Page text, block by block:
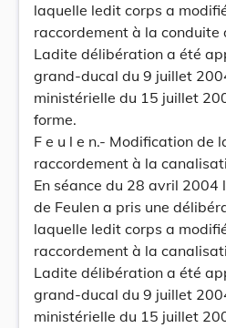
laquelle ledit corps a
raccordement à la conduite
Ladite délibération a été
grand-ducal du 9 juillet
ministérielle du 15 juillet
forme.
F e u l e n.- Modification de
raccordement à la
En séance du 28 avril 2004
de Feulen a pris une
laquelle ledit corps a
raccordement à la
Ladite délibération a été
grand-ducal du 9 juillet
ministérielle du 15 juillet